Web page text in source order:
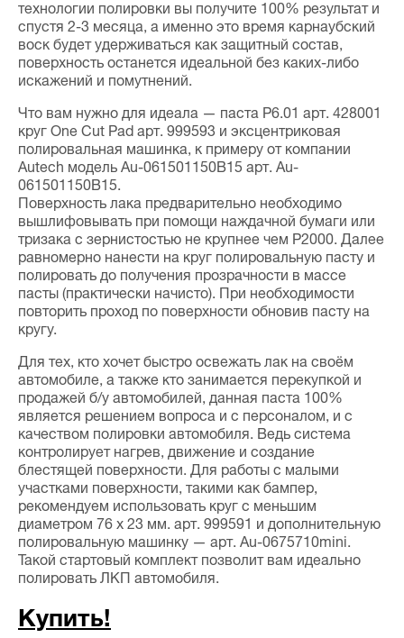
технологии полировки вы получите 100% результат и
спустя 2-3 месяца, а именно это время карнаубский
воск будет удерживаться как защитный состав,
поверхность останется идеальной без каких-либо
искажений и помутнений.
Что вам нужно для идеала — паста P6.01 арт. 428001
круг One Cut Pad арт. 999593 и эксцентриковая
полировальная машинка, к примеру от компании
Autech модель Au-061501150B15 арт. Au-
061501150B15.
Поверхность лака предварительно необходимо
вышлифовывать при помощи наждачной бумаги или
тризака с зернистостью не крупнее чем P2000. Далее
равномерно нанести на круг полировальную пасту и
полировать до получения прозрачности в массе
пасты (практически начисто). При необходимости
повторить проход по поверхности обновив пасту на
кругу.
Для тех, кто хочет быстро освежать лак на своём
автомобиле, а также кто занимается перекупкой и
продажей б/у автомобилей, данная паста 100%
является решением вопроса и с персоналом, и с
качеством полировки автомобиля. Ведь система
контролирует нагрев, движение и создание
блестящей поверхности. Для работы с малыми
участками поверхности, такими как бампер,
рекомендуем использовать круг с меньшим
диаметром 76 x 23 мм. арт. 999591 и дополнительную
полировальную машинку — арт. Au-0675710mini.
Такой стартовый комплект позволит вам идеально
полировать ЛКП автомобиля.
Купить!